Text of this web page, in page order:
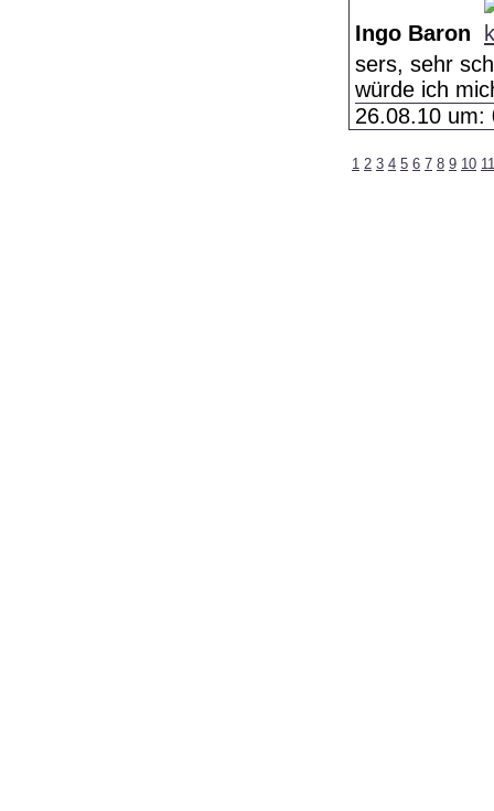
Ingo Baron
sers, sehr
würde ich
26.08.10 um:
1 2 3 4 5 6 7 8 9 10 11